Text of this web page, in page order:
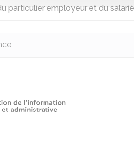
particulier employeur et du salarié